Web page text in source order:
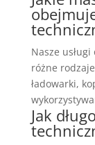
Nasze
różne
ładowarki,
Jak